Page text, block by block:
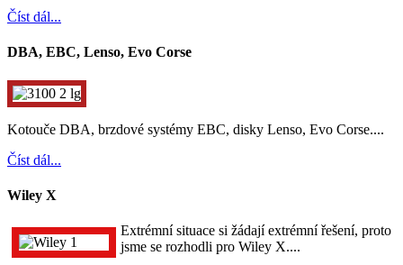
Číst dál...
DBA, EBC, Lenso, Evo Corse
Kotouče DBA, brzdové systémy EBC, disky Lenso, Evo Corse....
Číst dál...
Wiley X
Extrémní situace si žádají extrémní řešení, proto
jsme se rozhodli pro Wiley X....